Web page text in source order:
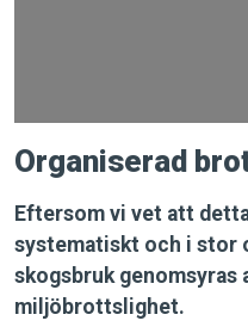
Organiserad
Eftersom vi vet att
systematiskt och i stor
skogsbruk genomsyras
miljöbrottslighet.